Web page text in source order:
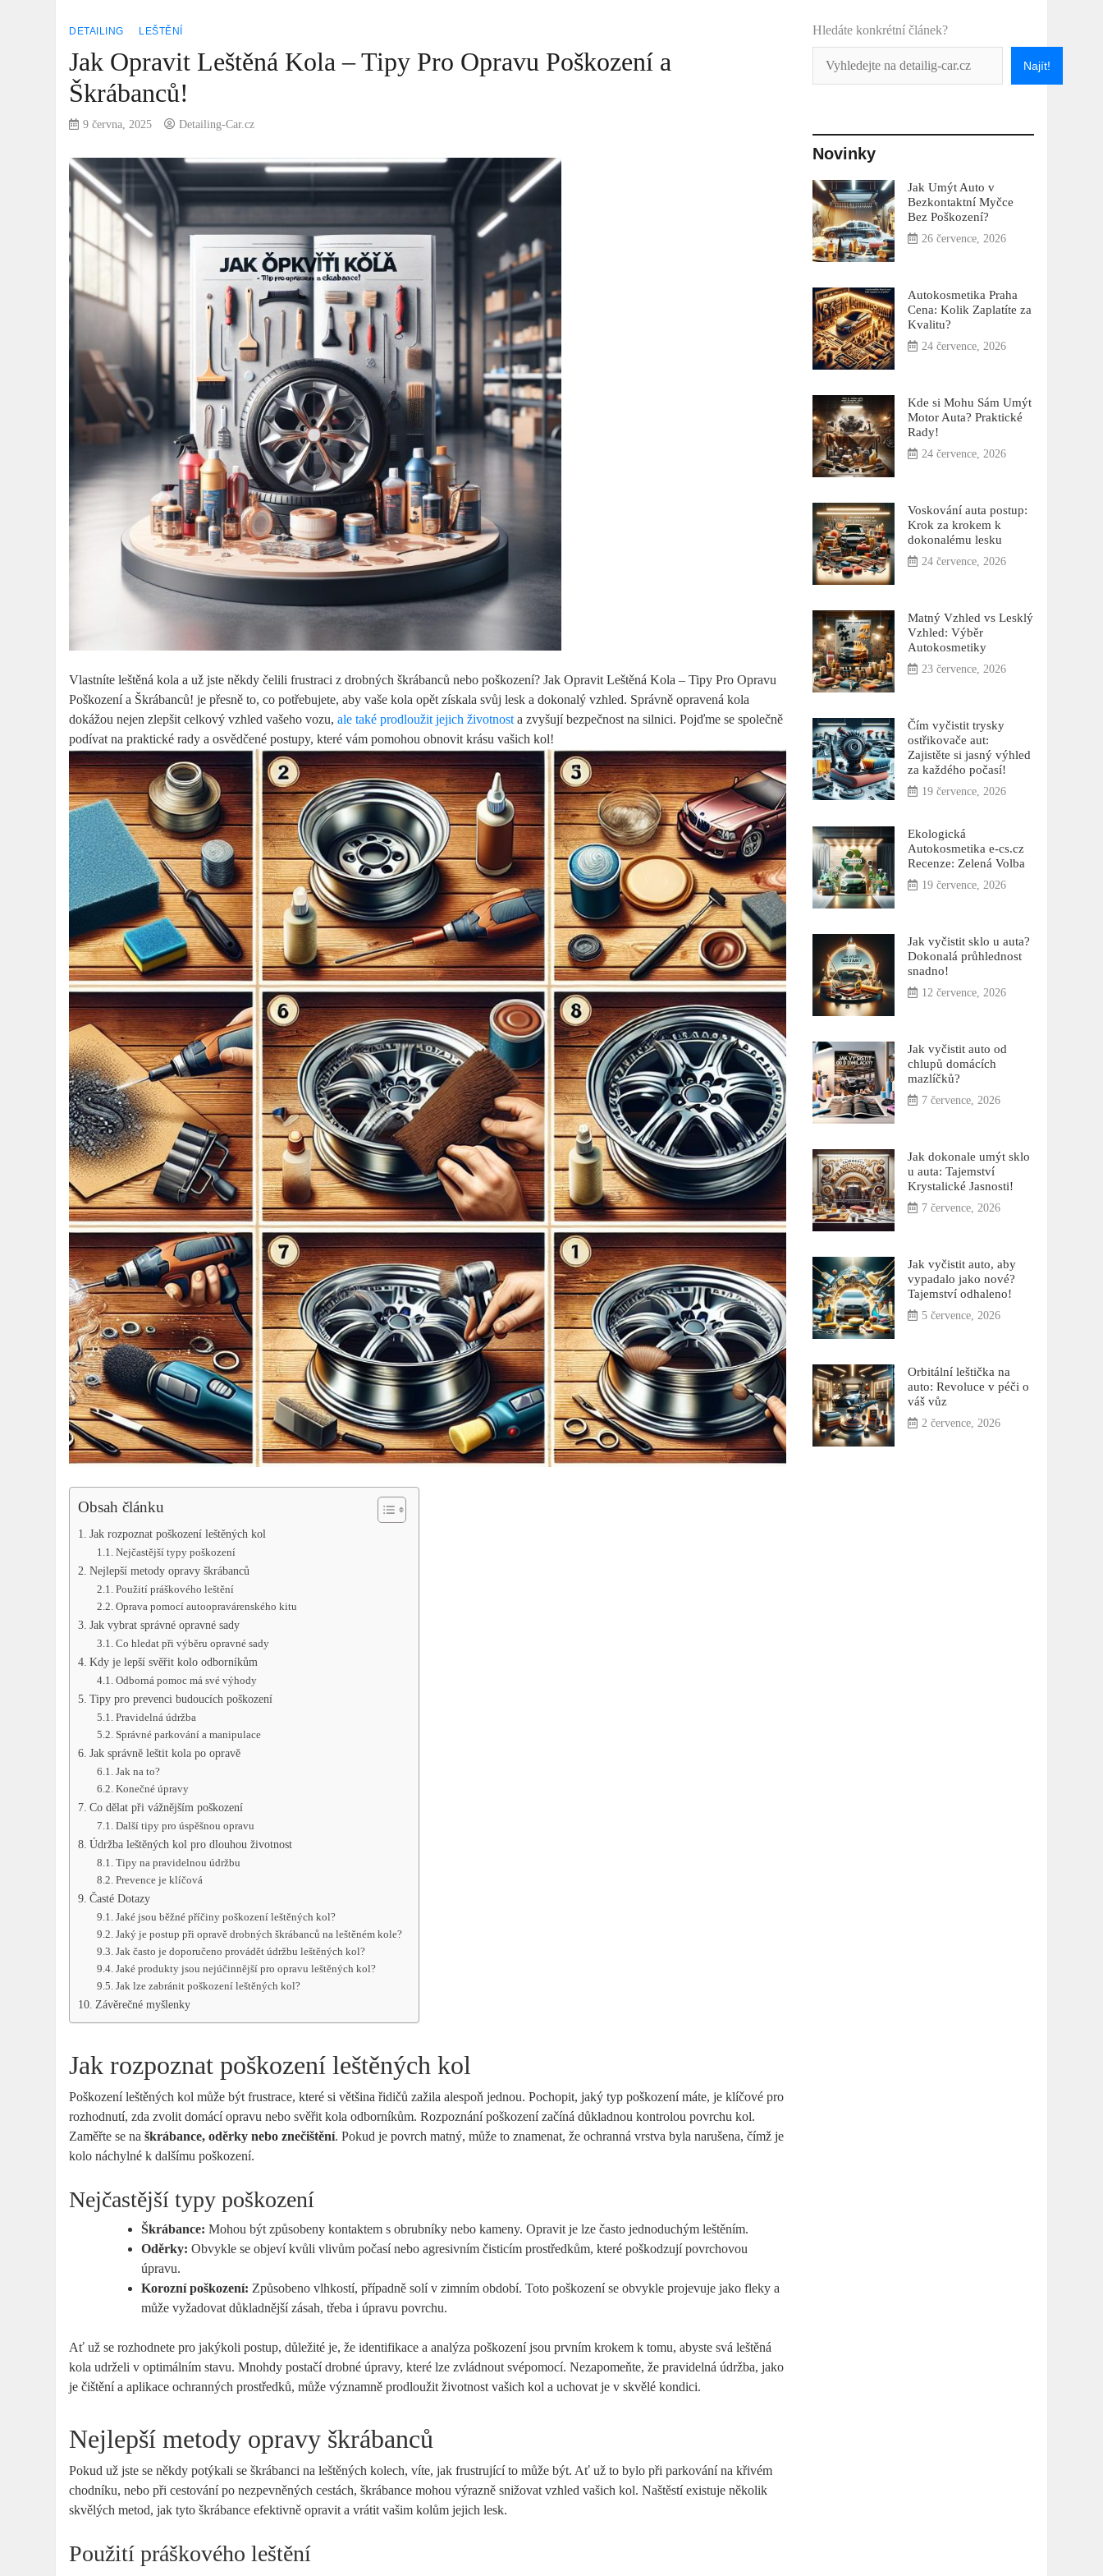
DETAILING LEŠTĚNÍ
Jak Opravit Leštěná Kola – Tipy Pro Opravu Poškození a
Škrábanců!
9 června, 2025 Detailing-Car.cz
Vlastníte leštěná kola a už jste někdy čelili frustraci z drobných škrábanců nebo poškození? Jak Opravit Leštěná Kola – Tipy Pro Opravu
Poškození a Škrábanců! je přesně to, co potřebujete, aby vaše kola opět získala svůj lesk a dokonalý vzhled. Správně opravená kola
dokážou nejen zlepšit celkový vzhled vašeho vozu,ale také prodloužit jejich životnost a zvyšují bezpečnost na silnici. Pojďme se společně
podívat na praktické rady a osvědčené postupy, které vám pomohou obnovit krásu vašich kol!
Obsah článku
Jak rozpoznat poškození leštěných kol
Nejčastější typy poškození
Nejlepší metody opravy škrábanců
Použití práškového leštění
Oprava pomocí autoopravárenského kitu
Jak vybrat správné opravné sady
Co hledat při výběru opravné sady
Kdy je lepší svěřit kolo odborníkům
Odborná pomoc má své výhody
Tipy pro prevenci budoucích poškození
Pravidelná údržba
Správné parkování a manipulace
Jak správně leštit kola po opravě
Jak na to?
Konečné úpravy
Co dělat při vážnějším poškození
Další tipy pro úspěšnou opravu
Údržba leštěných kol pro dlouhou životnost
Tipy na pravidelnou údržbu
Prevence je klíčová
Časté Dotazy
Jaké jsou běžné příčiny poškození leštěných kol?
Jaký je postup při opravě drobných škrábanců na leštěném kole?
Jak často je doporučeno provádět údržbu leštěných kol?
Jaké produkty jsou nejúčinnější pro opravu leštěných kol?
Jak lze zabránit poškození leštěných kol?
Závěrečné myšlenky
Jak rozpoznat poškození leštěných kol
Poškození leštěných kol může být frustrace, které si většina řidičů zažila alespoň jednou. Pochopit, jaký typ poškození máte, je klíčové pro
rozhodnutí, zda zvolit domácí opravu nebo svěřit kola odborníkům. Rozpoznání poškození začíná důkladnou kontrolou povrchu kol.
Zaměřte se naškrábance, oděrky nebo znečištění. Pokud je povrch matný, může to znamenat, že ochranná vrstva byla narušena, čímž je
kolo náchylné k dalšímu poškození.
Nejčastější typy poškození
Škrábance: Mohou být způsobeny kontaktem s obrubníky nebo kameny. Opravit je lze často jednoduchým leštěním.
Oděrky: Obvykle se objeví kvůli vlivům počasí nebo agresivním čisticím prostředkům, které poškodzují povrchovou
úpravu.
Korozní poškození: Způsobeno vlhkostí, případně solí v zimním období. Toto poškození se obvykle projevuje jako fleky a
může vyžadovat důkladnější zásah, třeba i úpravu povrchu.
Ať už se rozhodnete pro jakýkoli postup, důležité je, že identifikace a analýza poškození jsou prvním krokem k tomu, abyste svá leštěná
kola udrželi v optimálním stavu. Mnohdy postačí drobné úpravy, které lze zvládnout svépomocí. Nezapomeňte, že pravidelná údržba, jako
je čištění a aplikace ochranných prostředků, může významně prodloužit životnost vašich kol a uchovat je v skvělé kondici.
Nejlepší metody opravy škrábanců
Pokud už jste se někdy potýkali se škrábanci na leštěných kolech, víte, jak frustrující to může být. Ať už to bylo při parkování na křivém
chodníku, nebo při cestování po nezpevněných cestách, škrábance mohou výrazně snižovat vzhled vašich kol. Naštěstí existuje několik
skvělých metod, jak tyto škrábance efektivně opravit a vrátit vašim kolům jejich lesk.
Použití práškového leštění
Hledáte konkrétní článek?
Najít!
Novinky
Jak Umýt Auto v
Bezkontaktní Myčce
Bez Poškození?
26 července, 2026
Autokosmetika Praha
Cena: Kolik Zaplatíte za
Kvalitu?
24 července, 2026
Kde si Mohu Sám Umýt
Motor Auta? Praktické
Rady!
24 července, 2026
Voskování auta postup:
Krok za krokem k
dokonalému lesku
24 července, 2026
Matný Vzhled vs Lesklý
Vzhled: Výběr
Autokosmetiky
23 července, 2026
Čím vyčistit trysky
ostřikovače aut:
Zajistěte si jasný výhled
za každého počasí!
19 července, 2026
Ekologická
Autokosmetika e-cs.cz
Recenze: Zelená Volba
19 července, 2026
Jak vyčistit sklo u auta?
Dokonalá průhlednost
snadno!
12 července, 2026
Jak vyčistit auto od
chlupů domácích
mazlíčků?
7 července, 2026
Jak dokonale umýt sklo
u auta: Tajemství
Krystalické Jasnosti!
7 července, 2026
Jak vyčistit auto, aby
vypadalo jako nové?
Tajemství odhaleno!
5 července, 2026
Orbitální leštička na
auto: Revoluce v péči o
váš vůz
2 července, 2026